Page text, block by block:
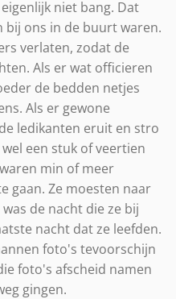
niet bang. Dat
ons in de buurt waren.
verlaten, zodat de
Als er wat officieren
de bedden netjes
Als er gewone
ledikanten eruit en stro
een stuk of veertien
min of meer
gaan. Ze moesten naar
de nacht die ze bij
nacht dat ze leefden.
foto's tevoorschijn
foto's afscheid namen
gingen.